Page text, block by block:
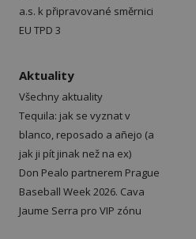
a.s. k připravované směrnici
EU TPD 3
Aktuality
Všechny aktuality
Tequila: jak se vyznat v
blanco, reposado a añejo (a
jak ji pít jinak než na ex)
Don Pealo partnerem Prague
Baseball Week 2026. Cava
Jaume Serra pro VIP zónu